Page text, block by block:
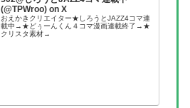
(@TPWroo) on X
おえかきクリエイター★しろうとJAZZ4コマ連
載中→★どぅーんくん４コマ漫画連載終了→★
クリスタ素材→